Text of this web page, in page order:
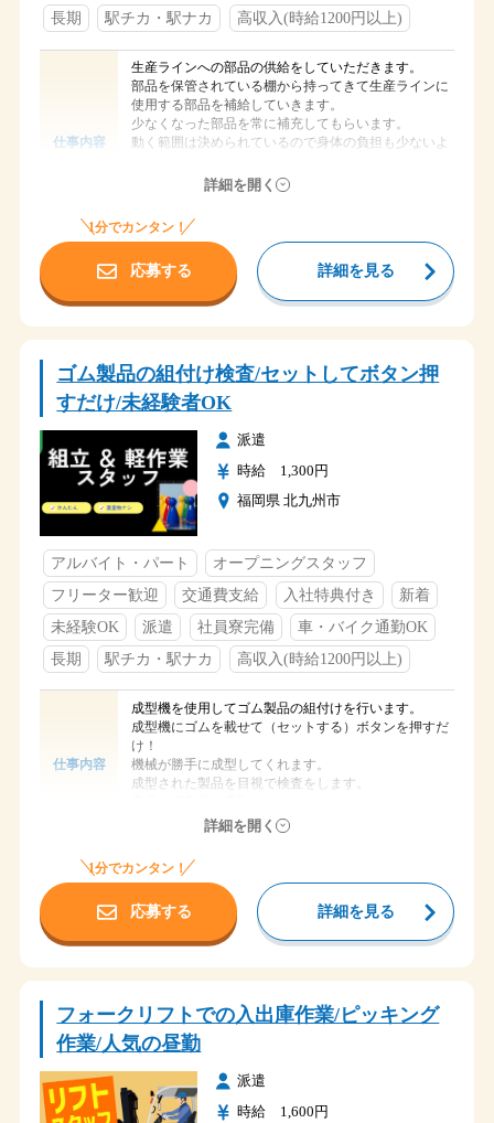
冬季（12～1月）の年3回です。
なお、生産状況によって4勤2休のシフトになることも
あります。
福利厚生
社会保険完備
交通費支給（規定）
社員寮完備（寮費は40,000円前後の本人負担）
駐車場・駐輪場あり
※最寄り駅は名鉄江南駅・布袋駅となります。
ただ、駅からの距離はかなりあり、地図上の直線距離
でも
2.5kmほどあります。（自転車があればラクラクで
す）
時間
【１】08：00～16：45
【２】20：00～05：00
今週の月火水木金は【１】
土日はお休み！
来週の月火水木金は【２】
またまた土日はお休み！
再来週は【１】、その次は【２】、
次は【１】、次は【２】
休日
原則は土日休み
祝日に関しては基本出勤なんです。
そのかわり長期連休は、基本的に1週間ほどお休み
長期連休中にふだんなかなか行けない国内旅行や
ちょっとした海外旅行に行っているスタッフも！
※長期連休は
GW（4～5月）
夏季（8月）
冬季（12～1月）の年3回です。
なお、生産状況によって4勤2休のシフトになることも
あります。
交通費支給（規定）
社員寮完備（寮費は40,000円前後の本人負担）
社員食堂（夜勤時も利用可）
駐車場・駐輪場あり
長期
駅チカ・駅ナカ 高収入(時給1200円以上)
仕事内容
生産ラインへの部品の供給をしていただきます。
部品を保管されている棚から持ってきて生産ラインに
使用する部品を補給していきます。
少なくなった部品を常に補充してもらいます。
動く範囲は決められているので身体の負担も少ないよ
※部品は全て専用箱に入っています
もらいます
福岡県北九州市八幡東区
アクセス
JR八幡駅から車で5分ほど
駅からの距離がけっこうありますので車での通勤の方
がより便利です
時間
早番
①6：25～15：05
遅番
②15：00～23：40
②16：00～0：40
②17：00～1：40
遅番は、生産状況に応じて変更があります
教育期間中は早番①6：25～15：05の勤務になります
休日
土・日
長期休暇（GW・夏季休暇・年末年始）
（9日～10日ほどの連休です）
各種社会保険完備
交通費支給
制服貸与
社員寮完備
入社祝金支給
有給休暇
詳細を開く
1分でカンタン！
応募する 詳細を見る
ゴム製品の組付け検査/セットしてボタン押
すだけ/未経験者OK
派遣
時給 1,300円
福岡県 北九州市
アルバイト・パート
オープニングスタッフ
フリーター歓迎
交通費支給 入社特典付き
新着
未経験OK
派遣 社員寮完備
車・バイク通勤OK
長期
駅チカ・駅ナカ 高収入(時給1200円以上)
仕事内容
成型機を使用してゴム製品の組付けを行います。
成型機にゴムを載せて（セットする）ボタンを押すだ
け！
機械が勝手に成型してくれます。
成型された製品を目視で検査をします。
軽い物なので身体の負担はありません。
給与 時給 1,300円
福岡県北九州市八幡東区
アクセス
JR八幡駅から車で5分ほど
駅からの距離がけっこうありますので車での通勤の方
がより便利です
時間
①6：25～15：05
遅番
②15：00～23：40
②16：00～0：40
②17：00～1：40
遅番は、生産状況に応じて変更があります
詳細を開く
1分でカンタン！
応募する 詳細を見る
フォークリフトでの入出庫作業/ピッキング
作業/人気の昼勤
派遣
時給 1,600円